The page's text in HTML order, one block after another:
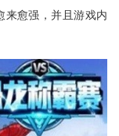
来愈强，并且游戏内